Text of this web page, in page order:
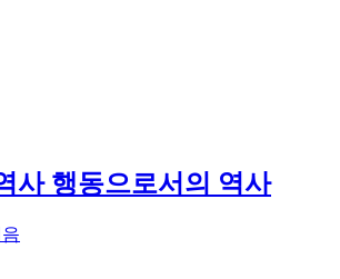
사 행동으로서의 역사